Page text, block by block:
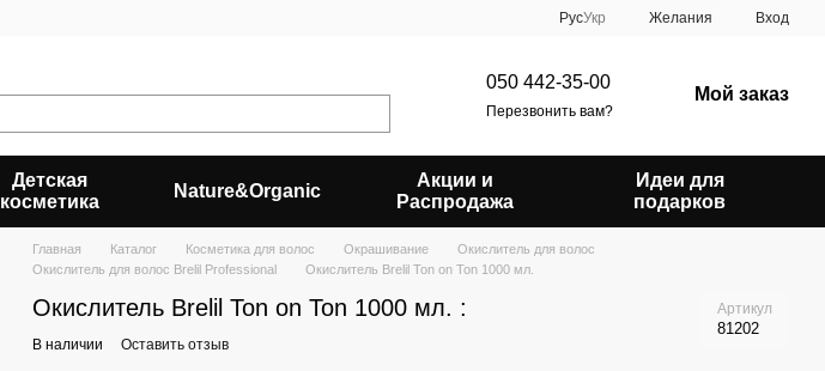
РусУкр Желания Вход
050 442-35-00
Перезвонить вам?
Мой заказ
Детская
косметика
Nature&Organic
Акции и
Распродажа
Идеи для
подарков
Главная Каталог Косметика для волос Окрашивание
Окислитель для волос
Окислитель для волос Brelil Professional
Окислитель Brelil Ton on Ton 1000 мл.
Окислитель Brelil Ton on Ton 1000 мл. : Артикул
81202
В наличии Оставить отзыв